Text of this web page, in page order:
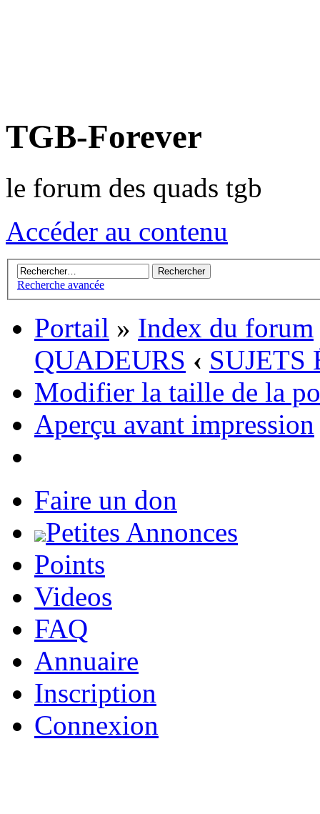
TGB-Forever
le forum des quads tgb
Accéder au contenu
Recherche avancée
Portail » Index du forum
QUADEURS ‹ SUJETS
Modifier la taille de la
Aperçu avant impression
Faire un don
Petites Annonces
Points
Videos
FAQ
Annuaire
Inscription
Connexion